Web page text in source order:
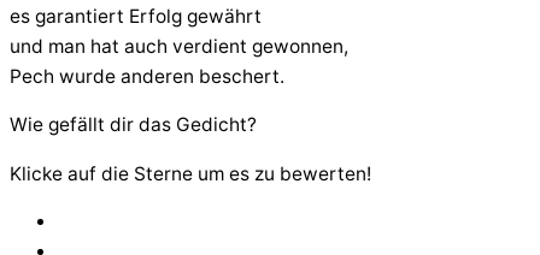
es garantiert Erfolg gewährt
und man hat auch verdient gewonnen,
Pech wurde anderen beschert.
Wie gefällt dir das Gedicht?
Klicke auf die Sterne um es zu bewerten!